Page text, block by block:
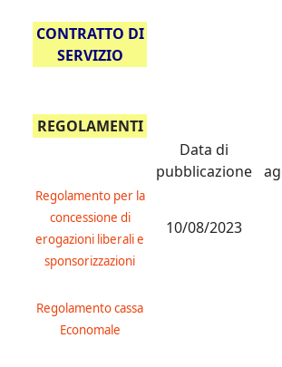
CONTRATTO DI
SERVIZIO
REGOLAMENTI
Data di
pubblicazione
Regolamento per la
concessione di
erogazioni liberali e
sponsorizzazioni
10/08/2023
Regolamento cassa
Economale